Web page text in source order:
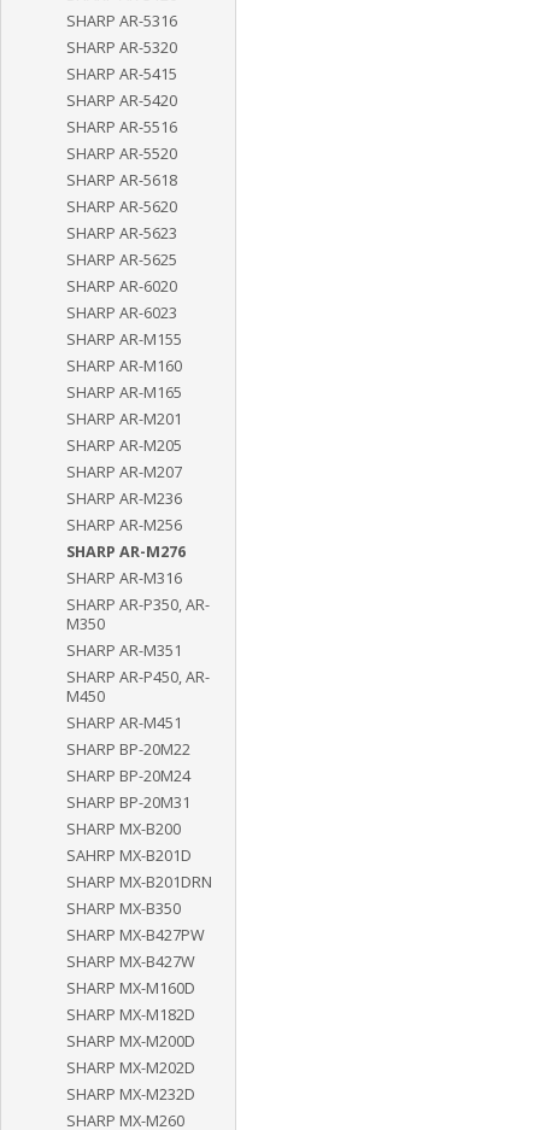
SHARP AR-5316
SHARP AR-5320
SHARP AR-5415
SHARP AR-5420
SHARP AR-5516
SHARP AR-5520
SHARP AR-5618
SHARP AR-5620
SHARP AR-5623
SHARP AR-5625
SHARP AR-6020
SHARP AR-6023
SHARP AR-M155
SHARP AR-M160
SHARP AR-M165
SHARP AR-M201
SHARP AR-M205
SHARP AR-M207
SHARP AR-M236
SHARP AR-M256
SHARP AR-M276
SHARP AR-M316
SHARP AR-P350, AR-
M350
SHARP AR-M351
SHARP AR-P450, AR-
M450
SHARP AR-M451
SHARP BP-20M22
SHARP BP-20M24
SHARP BP-20M31
SHARP MX-B200
SAHRP MX-B201D
SHARP MX-B201DRN
SHARP MX-B350
SHARP MX-B427PW
SHARP MX-B427W
SHARP MX-M160D
SHARP MX-M182D
SHARP MX-M200D
SHARP MX-M202D
SHARP MX-M232D
SHARP MX-M260